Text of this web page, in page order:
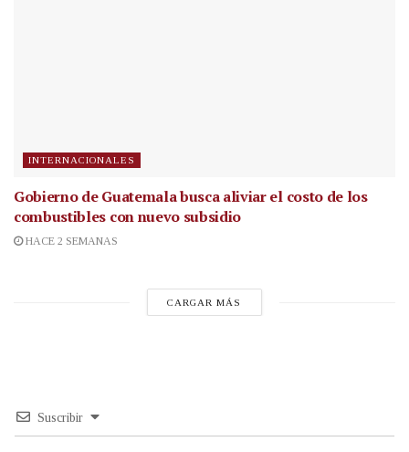
INTERNACIONALES
Gobierno de Guatemala busca aliviar el costo de los
combustibles con nuevo subsidio
HACE 2 SEMANAS
CARGAR MÁS
Suscribir